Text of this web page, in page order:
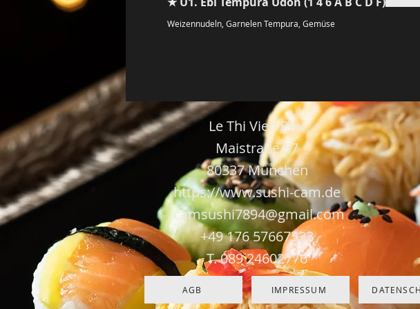
Weizennudeln, Garnelen Tempura, Gemüse
Le Thi Vien Phu
Maistraße 57
80337 München
https://www.sushi-cam.de
camsushi7894@gmail.com
+49 176 57667333
T. 089 24602776
AGB IMPRESSUM
Hey there 👋
You'll be rewarded with your
loyalty Coins after checkout!